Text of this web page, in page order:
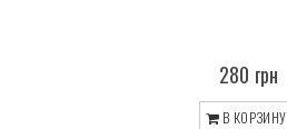
280 грн
В КОРЗИНУ